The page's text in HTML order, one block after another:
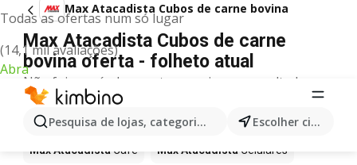
Todas as ofertas num só lugar
(14,1 mil avaliações)
Abra
Pesquisa de lojas, categorias,produtos... Escolher cidade
Max Atacadista Cubos de carne bovina
Max Atacadista Cubos de carne
bovina oferta - folheto atual
Não foi possível encontrar quaisquer resultados
para este termo.
Mais produtos em Max Atacadista
Max Atacadista Café Max Atacadista Celulares